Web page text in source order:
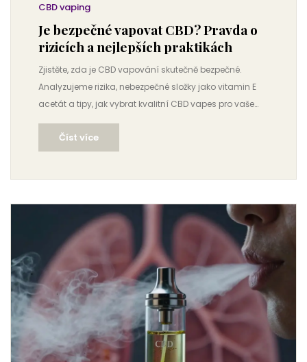
CBD vaping
Je bezpečné vapovat CBD? Pravda o
rizicích a nejlepších praktikách
Zjistěte, zda je CBD vapování skutečně bezpečné.
Analyzujeme rizika, nebezpečné složky jako vitamin E
acetát a tipy, jak vybrat kvalitní CBD vapes pro vaše
plíce.
Číst více